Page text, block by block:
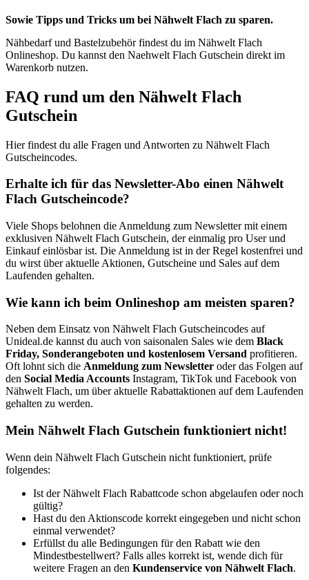
Sowie Tipps und Tricks um bei Nähwelt Flach zu sparen.
Nähbedarf und Bastelzubehör findest du im Nähwelt Flach
Onlineshop. Du kannst den Naehwelt Flach Gutschein direkt im
Warenkorb nutzen.
FAQ rund um den Nähwelt Flach
Gutschein
Hier findest du alle Fragen und Antworten zu Nähwelt Flach
Gutscheincodes.
Erhalte ich für das Newsletter-Abo einen Nähwelt
Flach Gutscheincode?
Viele Shops belohnen die Anmeldung zum Newsletter mit einem
exklusiven Nähwelt Flach Gutschein, der einmalig pro User und
Einkauf einlösbar ist. Die Anmeldung ist in der Regel kostenfrei und
du wirst über aktuelle Aktionen, Gutscheine und Sales auf dem
Laufenden gehalten.
Wie kann ich beim Onlineshop am meisten sparen?
Neben dem Einsatz von Nähwelt Flach Gutscheincodes auf
Unideal.de kannst du auch von saisonalen Sales wie dem Black
Friday, Sonderangeboten und kostenlosem Versand profitieren.
Oft lohnt sich die Anmeldung zum Newsletter oder das Folgen auf
den Social Media Accounts Instagram, TikTok und Facebook von
Nähwelt Flach, um über aktuelle Rabattaktionen auf dem Laufenden
gehalten zu werden.
Mein Nähwelt Flach Gutschein funktioniert nicht!
Wenn dein Nähwelt Flach Gutschein nicht funktioniert, prüfe
folgendes:
Ist der Nähwelt Flach Rabattcode schon abgelaufen oder noch
gültig?
Hast du den Aktionscode korrekt eingegeben und nicht schon
einmal verwendet?
Erfüllst du alle Bedingungen für den Rabatt wie den
Mindestbestellwert? Falls alles korrekt ist, wende dich für
weitere Fragen an den Kundenservice von Nähwelt Flach.